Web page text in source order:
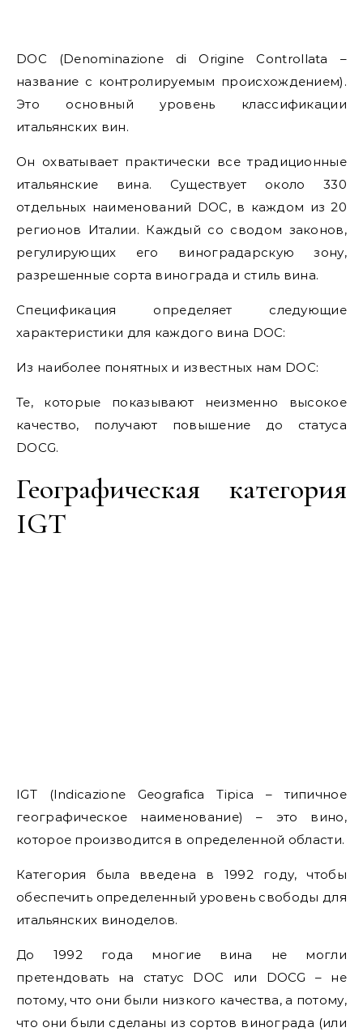
DOC (Denominazione di Origine Controllata –
название с контролируемым происхождением).
Это основный уровень классификации
итальянских вин.
Он охватывает практически все традиционные
итальянские вина. Существует около 330
отдельных наименований DOC, в каждом из 20
регионов Италии. Каждый со сводом законов,
регулирующих его виноградарскую зону,
разрешенные сорта винограда и стиль вина.
Спецификация определяет следующие
характеристики для каждого вина DOC:
Из наиболее понятных и известных нам DOC:
Те, которые показывают неизменно высокое
качество, получают повышение до статуса
DOCG.
Географическая категория
IGT
IGT (Indicazione Geografica Tipica – типичное
географическое наименование) – это вино,
которое производится в определенной области.
Категория была введена в 1992 году, чтобы
обеспечить определенный уровень свободы для
итальянских виноделов.
До 1992 года многие вина не могли
претендовать на статус DOC или DOCG – не
потому, что они были низкого качества, а потому,
что они были сделаны из сортов винограда (или